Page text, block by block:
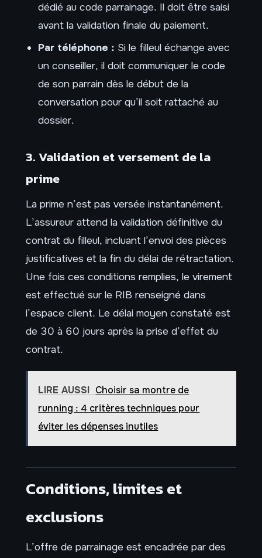
dédié au code parrainage. Il doit être saisi
avant la validation finale du paiement.
Par téléphone : Si le filleul échange avec
un conseiller, il doit communiquer le code
de son parrain dès le début de la
conversation pour qu’il soit rattaché au
dossier.
3. Validation et versement de la
prime
La prime n’est pas versée instantanément.
L’assureur attend la validation définitive du
contrat du filleul, incluant l’envoi des pièces
justificatives et la fin du délai de rétractation.
Une fois ces conditions remplies, le virement
est effectué sur le RIB renseigné dans
l’espace client. Le délai moyen constaté est
de 30 à 60 jours après la prise d’effet du
contrat.
LIRE AUSSI Choisir sa montre de
running : 4 critères techniques pour
éviter les dépenses inutiles
Conditions, limites et
exclusions
L’offre de parrainage est encadrée par des